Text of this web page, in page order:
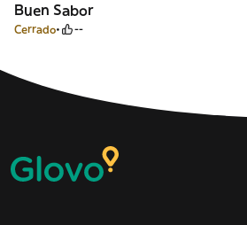
Buen Sabor
Cerrado --